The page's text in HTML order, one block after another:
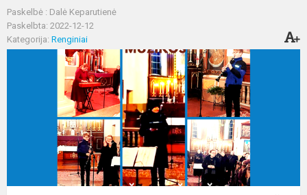
Paskelbė : Dalė Keparutienė
Paskelbta: 2022-12-12
Kategorija: Renginiai